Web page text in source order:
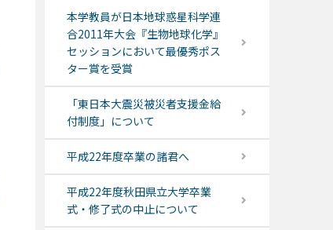
本学教員が日本地球惑星科学連
合2011年大会『生物地球化学』
セッションにおいて最優秀ポス
ター賞を受賞
「東日本大震災被災者支援金給
付制度」について
平成22年度卒業の諸君へ
平成22年度秋田県立大学卒業
式・修了式の中止について